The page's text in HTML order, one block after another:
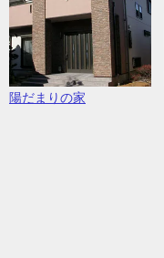
陽だまりの家